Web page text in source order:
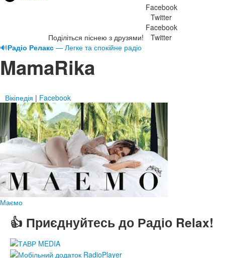
Поділіться піснею з друзями!
Facebook
Twitter
Facebook
Twitter
🔊Радіо Релакс — Легке та спокійне радіо
MamaRika
Вікіпедія | Facebook
Маємо
👍 Приєднуйтесь до Радіо Relax!